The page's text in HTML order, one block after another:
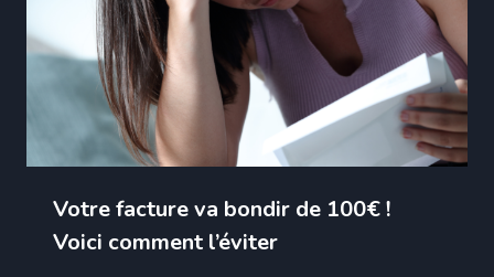
Votre facture va bondir de 100€ !
Voici comment l’éviter